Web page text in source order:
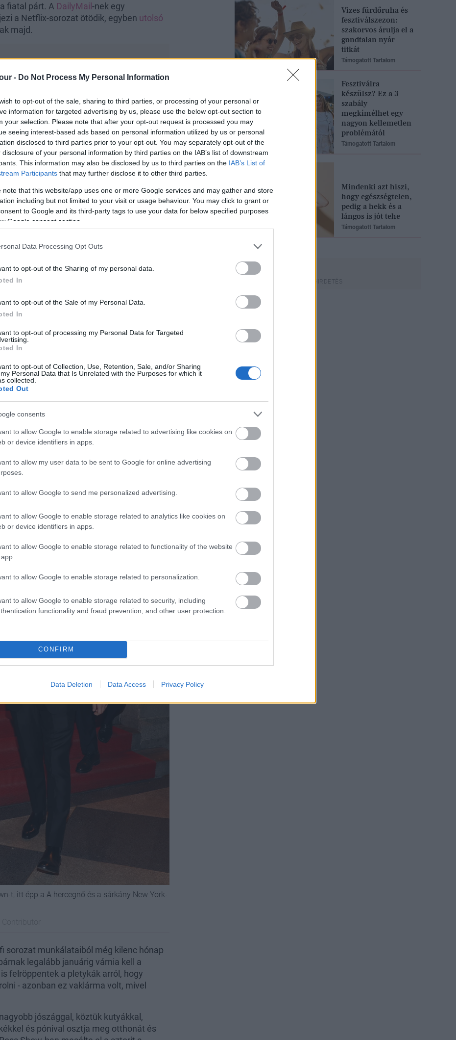
- Do Not Process My Personal Information
to opt-out of the sale, sharing to third parties, or processing of your personal or
information for targeted advertising by us, please use the below opt-out section to
your selection. Please note that after your opt-out request is processed you may
seeing interest-based ads based on personal information utilized by us or personal
disclosed to third parties prior to your opt-out. You may separately opt-out of the
disclosure of your personal information by third parties on the IAB’s list of downstream
This information may also be disclosed by us to third parties on the IAB’s List of
Participants that may further disclose it to other third parties.
note that this website/app uses one or more Google services and may gather and store
including but not limited to your visit or usage behaviour. You may click to grant or
to Google and its third-party tags to use your data for below specified purposes
Google consent section.
Data Processing Opt Outs
to opt-out of the Sharing of my personal data.
In
to opt-out of the Sale of my Personal Data.
In
to opt-out of processing my Personal Data for Targeted
In
to opt-out of Collection, Use, Retention, Sale, and/or Sharing
Personal Data that Is Unrelated with the Purposes for which it
collected.
Out
consents
to allow Google to enable storage related to advertising like cookies on
or device identifiers in apps.
to allow my user data to be sent to Google for online advertising
to allow Google to send me personalized advertising.
to allow Google to enable storage related to analytics like cookies on
or device identifiers in apps.
to allow Google to enable storage related to functionality of the website
to allow Google to enable storage related to personalization.
to allow Google to enable storage related to security, including
functionality and fraud prevention, and other user protection.
CONFIRM
Data Deletion Data Access Privacy Policy
fiatal párt. A DailyMail -nek egy
a Netflix-sorozat ötödik, egyben utolsó
majd.
és bár élvezi a Jake-kel töltött
van szó, inkább előbb, mint utóbb
szel
20 éves lett Millie
Bobby Brown, valami
elképesztő szülinapi
6
t, itt épp a A hercegnő és a sárkány New York-
sorozat munkálataiból még kilenc hónap
legalább januárig várnia kell a
felröppentek a pletykák arról, hogy
- azonban ez vaklárma volt, mivel
jószággal, köztük kutyákkal,
és pónival osztja meg otthonát és
Vizes fürdőruha és
fesztiválszezon:
szakorvos árulja el a
gondtalan nyár
titkát
Támogatott Tartalom
Fesztiválra
készülsz? Ez a 3
szabály
megkímélhet egy
nagyon kellemetlen
problémától
Támogatott Tartalom
Mindenki azt hiszi,
hogy egészségtelen,
pedig a hekk és a
lángos is jót tehe
Támogatott Tartalom